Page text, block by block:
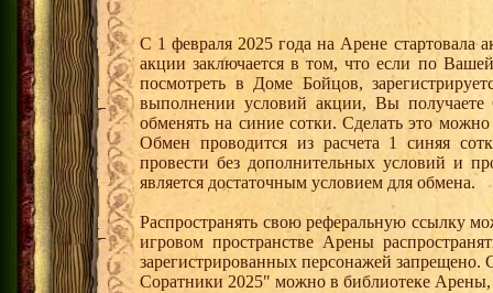
С 1 февраля 2025 года на Арене стартовала
акции заключается в том, что если по
посмотреть в Доме Бойцов,
выполнении условий акции, Вы
обменять на синие сотки. Сделать это
Обмен проводится из расчета 1 синяя
провести без дополнительных условий и
является достаточным условием для обмена.
Распространять свою реферальную ссылку
игровом пространстве Арены
зарегистрированных персонажей
Соратники 2025" можно в библиотеке Арены,